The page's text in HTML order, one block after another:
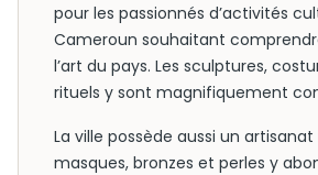
pour les passionnés d’activités
Cameroun souhaitant
l’art du pays. Les sculptures,
rituels y sont magnifiquement
La ville possède aussi un
masques, bronzes et perles y